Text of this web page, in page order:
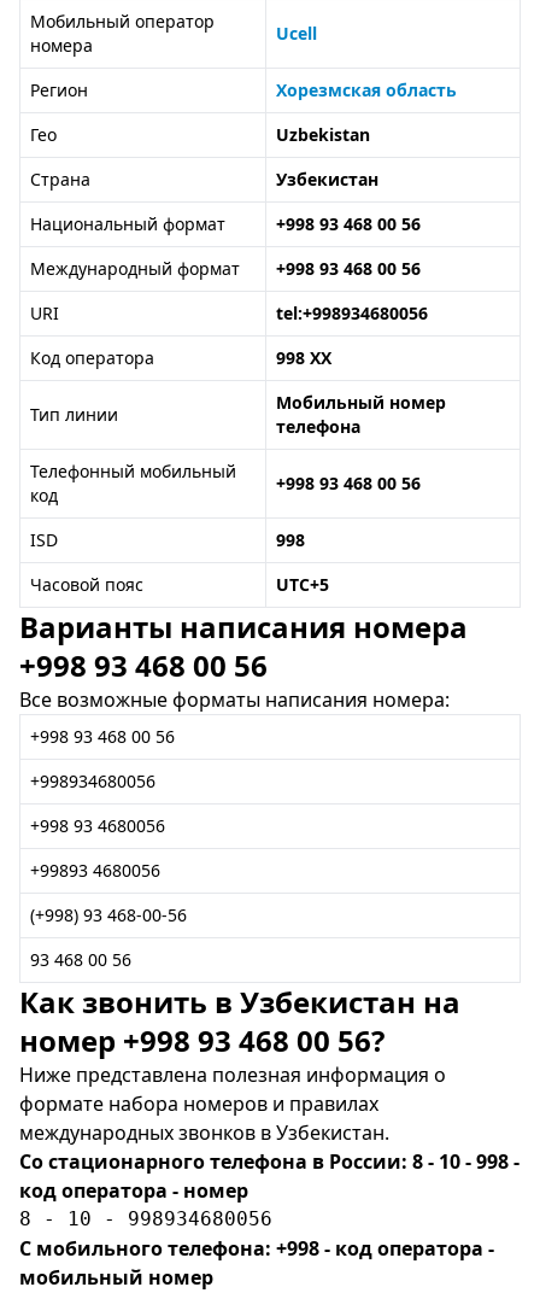
Мобильный оператор
номера
Ucell
Регион
Хорезмская область
Гео
Uzbekistan
Страна
Узбекистан
Национальный формат
+998 93 468 00 56
Международный формат
+998 93 468 00 56
URI
tel:+998934680056
Код оператора
998 XX
Тип линии
Мобильный номер
телефона
Телефонный мобильный
код
+998 93 468 00 56
ISD
998
Часовой пояс
UTC+5
Варианты написания номера
+998 93 468 00 56
Все возможные форматы написания номера:
+998 93 468 00 56
+998934680056
+998 93 4680056
+99893 4680056
(+998) 93 468-00-56
93 468 00 56
Как звонить в Узбекистан на
номер +998 93 468 00 56?
Ниже представлена полезная информация о
формате набора номеров и правилах
международных звонков в Узбекистан.
Со стационарного телефона в России: 8 - 10 - 998 -
код оператора - номер
8 - 10 - 998934680056
С мобильного телефона: +998 - код оператора -
мобильный номер